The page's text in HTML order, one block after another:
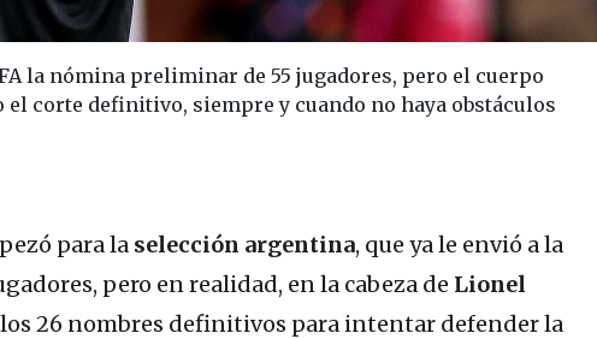
la nómina preliminar de 55 jugadores, pero el cuerpo
el corte definitivo, siempre y cuando no haya obstáculos
para la selección argentina, que ya le envió a la
, pero en realidad, en la cabeza de Lionel
los 26 nombres definitivos para intentar defender la